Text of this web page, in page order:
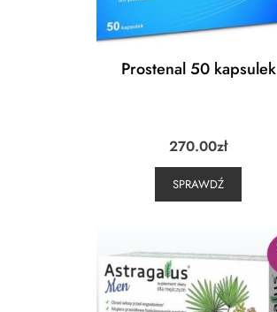
Prostenal 50 kapsulek
270.00zł
SPRAWDŹ